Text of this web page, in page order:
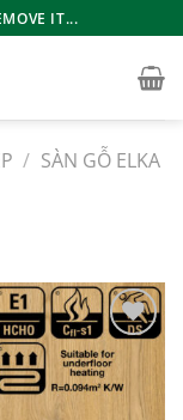
IT...
/ SÀN GỖ ELKA
Add to
wishlist